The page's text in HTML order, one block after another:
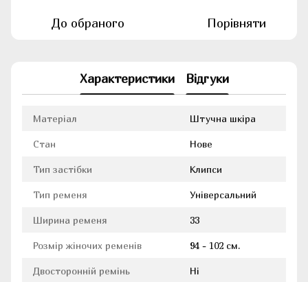
До обраного Порівняти
Характеристики Відгуки
Матеріал Штучна шкіра
Стан Нове
Тип застібки Клипси
Тип ременя Універсальний
Ширина ременя 33
Розмір жіночих ременів 94 - 102 см.
Двосторонній ремінь Ні